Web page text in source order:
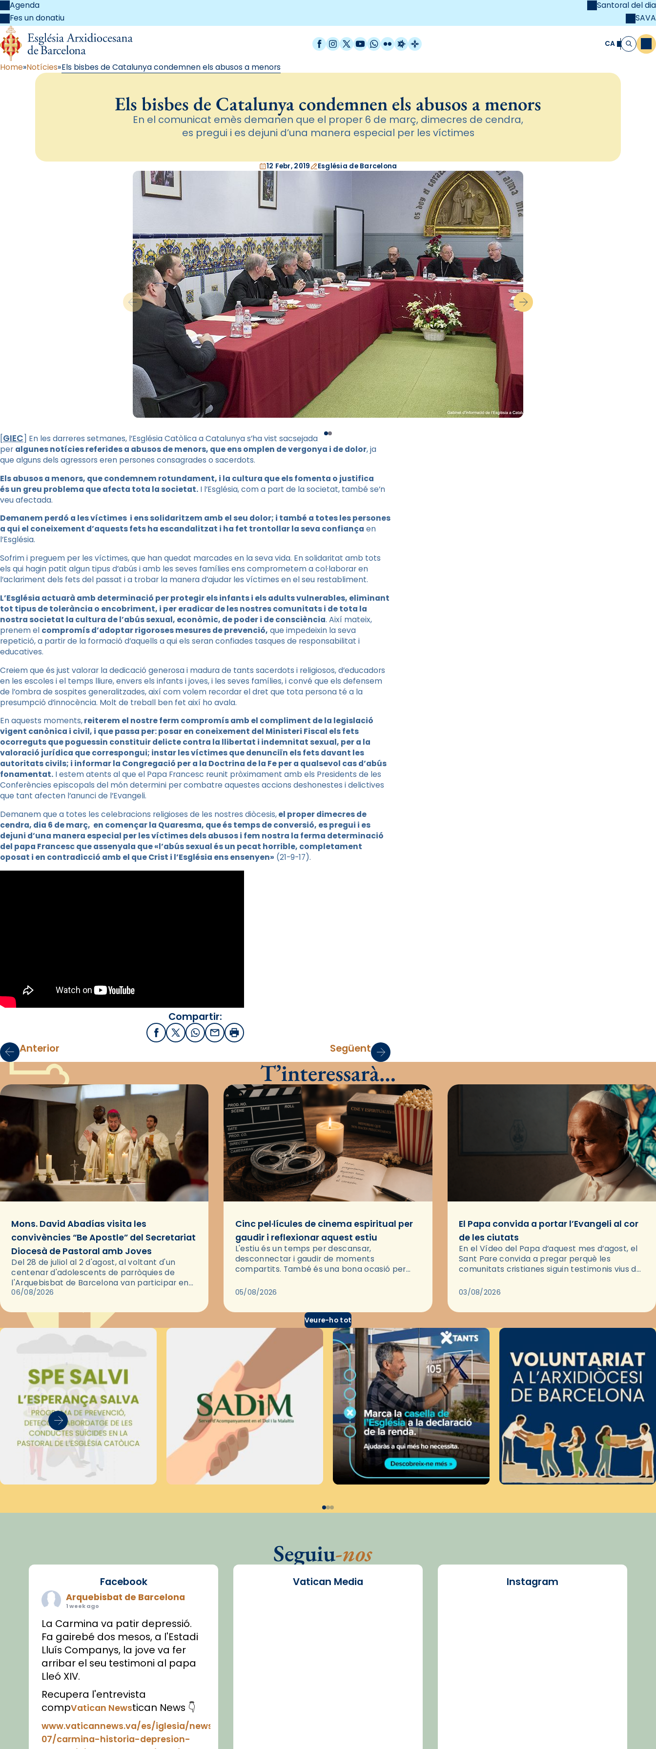
Agenda
Fes un donatiu
Santoral del dia
SAVA
Facebook
Instagram
X / Twitter
YouTube
WhatsApp
FlickrRadio Estel
Catalunya Cristiana CA Cerca
Home Notícies Els bisbes de Catalunya condemnen els abusos a menors
Els bisbes de Catalunya condemnen els abusos a menors
En el comunicat emès demanen que el proper 6 de març, dimecres de cendra,
es pregui i es dejuni d’una manera especial per les víctimes
12 Febr, 2019 Església de Barcelona
GIEC ] En les darreres setmanes, l’Església Catòlica a Catalunya s’ha vist sacsejada
per algunes notícies referides a abusos de menors, que ens omplen de vergonya i de dolor, ja
que alguns dels agressors eren persones consagrades o sacerdots.
Els abusos a menors, que condemnem rotundament, i la cultura que els fomenta o justifica
és un greu problema que afecta tota la societat. I l’Església, com a part de la societat, també se’n
veu afectada.
Demanem perdó a les víctimes i ens solidaritzem amb el seu dolor; i també a totes les persones
a qui el coneixement d’aquests fets ha escandalitzat i ha fet trontollar la seva confiança en
l’Església.
Sofrim i preguem per les víctimes, que han quedat marcades en la seva vida. En solidaritat amb tots
els qui hagin patit algun tipus d’abús i amb les seves famílies ens comprometem a col·laborar en
l’aclariment dels fets del passat i a trobar la manera d’ajudar les víctimes en el seu restabliment.
L’Església actuarà amb determinació per protegir els infants i els adults vulnerables, eliminant
tot tipus de tolerància o encobriment, i per eradicar de les nostres comunitats i de tota la
nostra societat la cultura de l’abús sexual, econòmic, de poder i de consciència. Així mateix,
prenem el compromís d’adoptar rigoroses mesures de prevenció, que impedeixin la seva
repetició, a partir de la formació d’aquells a qui els seran confiades tasques de responsabilitat i
educatives.
Creiem que és just valorar la dedicació generosa i madura de tants sacerdots i religiosos, d’educadors
en les escoles i el temps lliure, envers els infants i joves, i les seves famílies, i convé que els defensem
de l’ombra de sospites generalitzades, així com volem recordar el dret que tota persona té a la
presumpció d’innocència. Molt de treball ben fet així ho avala.
En aquests moments,reiterem el nostre ferm compromís amb el compliment de la legislació
vigent canònica i civil, i que passa per: posar en coneixement del Ministeri Fiscal els fets
ocorreguts que poguessin constituir delicte contra la llibertat i indemnitat sexual, per a la
valoració jurídica que correspongui; instar les víctimes que denunciïn els fets davant les
autoritats civils; i informar la Congregació per a la Doctrina de la Fe per a qualsevol cas d’abús
fonamentat. I estem atents al que el Papa Francesc reunit pròximament amb els Presidents de les
Conferències episcopals del món determini per combatre aquestes accions deshonestes i delictives
que tant afecten l’anunci de l’Evangeli.
Demanem que a totes les celebracions religioses de les nostres diòcesis,el proper dimecres de
cendra, dia 6 de març, en començar la Quaresma, que és temps de conversió, es pregui i es
dejuni d’una manera especial per les víctimes dels abusos i fem nostra la ferma determinació
del papa Francesc que assenyala que «l’abús sexual és un pecat horrible, completament
oposat i en contradicció amb el que Crist i l’Església ens ensenyen» (21-9-17).
Compartir:
FacebookX / Twitter
WhatsApp
EmailImprimir
Anterior Següent
T’interessarà…
Mons. David Abadías visita les
convivències “Be Apostle” del Secretariat
Diocesà de Pastoral amb Joves
Del 28 de juliol al 2 d'agost, al voltant d'un
centenar d'adolescents de parròquies de
l'Arquebisbat de Barcelona van participar en
les convivències Be Apostle, organitzades pel
06/08/2026
Cinc pel·lícules de cinema espiritual per
gaudir i reflexionar aquest estiu
L'estiu és un temps per descansar,
desconnectar i gaudir de moments
compartits. També és una bona ocasió per
través del cinema, reflexionar sobre les…
05/08/2026
El Papa convida a portar l’Evangeli al cor
de les ciutats
En el Vídeo del Papa d’aquest mes d’agost, el
Sant Pare convida a pregar perquè les
comunitats cristianes siguin testimonis vius de
pregària, el…
03/08/2026
Veure-ho tot
Seguiu-nos
Facebook
Arquebisbat de Barcelona
1 week ago
La Carmina va patir depressió.
Fa gairebé dos mesos, a l'Estadi
Lluís Companys, la jove va fer
arribar el seu testimoni al papa
Lleó XIV.
Recupera l'entrevista
compVatican Newstican News 👇
www.vaticannews.va/es/iglesia/news/2026-
07/carmina-historia-depresion-
Vatican Media Instagram